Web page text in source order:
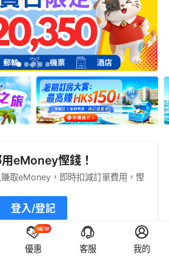
eMoney慳錢！
取eMoney，即時扣減訂單費用，慳
登入/登記
查看更多
NEW
優惠 客服 我的